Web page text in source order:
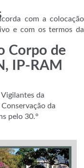
Corpo de
IP-RAM
da
da
pelo 30.°
com a colocação
e com os termos da